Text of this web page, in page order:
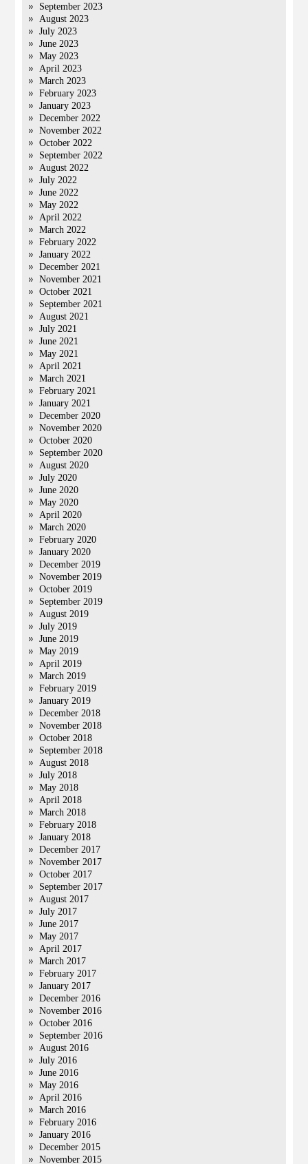
September 2023
August 2023
July 2023
June 2023
May 2023
April 2023
March 2023
February 2023
January 2023
December 2022
November 2022
October 2022
September 2022
August 2022
July 2022
June 2022
May 2022
April 2022
March 2022
February 2022
January 2022
December 2021
November 2021
October 2021
September 2021
August 2021
July 2021
June 2021
May 2021
April 2021
March 2021
February 2021
January 2021
December 2020
November 2020
October 2020
September 2020
August 2020
July 2020
June 2020
May 2020
April 2020
March 2020
February 2020
January 2020
December 2019
November 2019
October 2019
September 2019
August 2019
July 2019
June 2019
May 2019
April 2019
March 2019
February 2019
January 2019
December 2018
November 2018
October 2018
September 2018
August 2018
July 2018
May 2018
April 2018
March 2018
February 2018
January 2018
December 2017
November 2017
October 2017
September 2017
August 2017
July 2017
June 2017
May 2017
April 2017
March 2017
February 2017
January 2017
December 2016
November 2016
October 2016
September 2016
August 2016
July 2016
June 2016
May 2016
April 2016
March 2016
February 2016
January 2016
December 2015
November 2015